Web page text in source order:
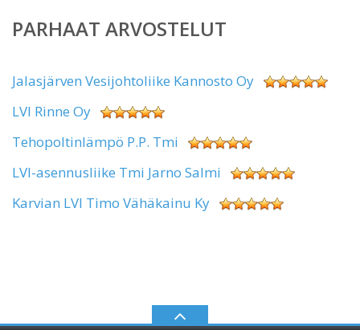
PARHAAT ARVOSTELUT
Jalasjärven Vesijohtoliike Kannosto Oy
LVI Rinne Oy
Tehopoltinlämpö P.P. Tmi
LVI-asennusliike Tmi Jarno Salmi
Karvian LVI Timo Vähäkainu Ky